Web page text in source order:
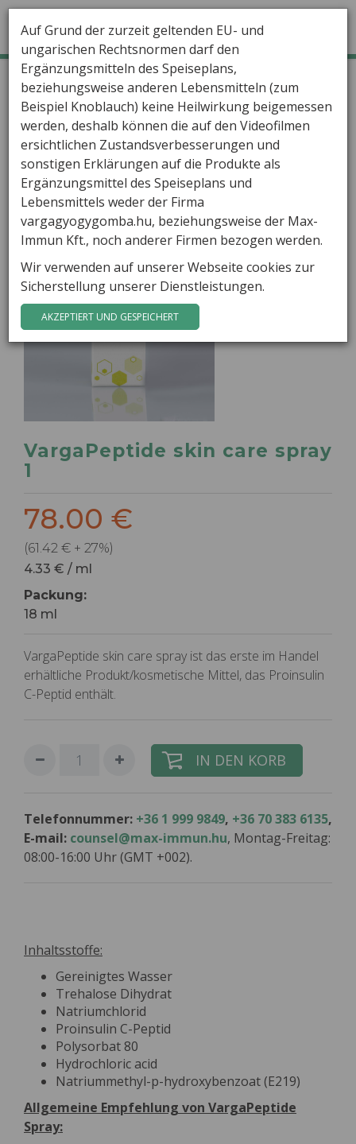
GÁBOR VARGA
PRODUKTE
LINKS
FAQ
AGB
KONTAKT
Home VargaPeptide
VargaPeptide skin care spray 1
Lieferungsland:
UNGARN
VargaPeptide skin care spray
1
78.00 €
(61.42 € + 27%)
4.33 € / ml
Packung:
18 ml
VargaPeptide skin care spray ist das erste im Handel
erhältliche Produkt/kosmetische Mittel, das Proinsulin
C-Peptid enthält.
IN DEN KORB
Telefonnummer: +36 1 999 9849, +36 70 383 6135,
E-mail: counsel@max-immun.hu, Montag-Freitag:
08:00-16:00 Uhr (GMT +002).
Inhaltsstoffe:
Gereinigtes Wasser
Trehalose Dihydrat
Natriumchlorid
Proinsulin C-Peptid
Polysorbat 80
Hydrochloric acid
Natriummethyl-p-hydroxybenzoat (E219)
Allgemeine Empfehlung von VargaPeptide
Spray:
Auf Grund der zurzeit geltenden EU- und
ungarischen Rechtsnormen darf den
Ergänzungsmitteln des Speiseplans,
beziehungsweise anderen Lebensmitteln (zum
Beispiel Knoblauch) keine Heilwirkung beigemessen
werden, deshalb können die auf den Videofilmen
ersichtlichen Zustandsverbesserungen und
sonstigen Erklärungen auf die Produkte als
Ergänzungsmittel des Speiseplans und
Lebensmittels weder der Firma
vargagyogygomba.hu, beziehungsweise der Max-
Immun Kft., noch anderer Firmen bezogen werden.
Wir verwenden auf unserer Webseite cookies zur
Sicherstellung unserer Dienstleistungen.
AKZEPTIERT UND GESPEICHERT